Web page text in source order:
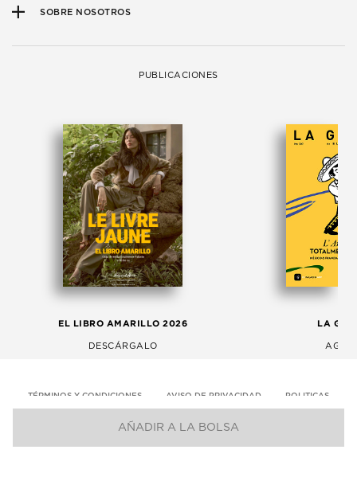
AÑADIR A LA BOLSA
SOBRE NOSOTROS
PUBLICACIONES
EL LIBRO AMARILLO 2026
DESCÁRGALO
LA
TÉRMINOS Y CONDICIONES AVISO DE PRIVACIDAD POLITICAS